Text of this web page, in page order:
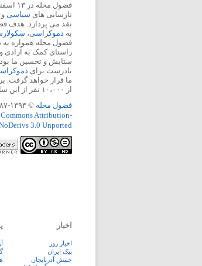
نارسایی های سیاسی و
نقد می پردازد. هدف
به دموکراسی،
فضول محله همواره به
راستای کمک به
ستایش و تحسین ما
نادرست برای
ما قرار خواهد گرفت.
از ۱۰،۰۰۰ نفر از این سایت دیدن می کنند.
فضول محله © ۱۳۹۳-۱۳۸۷ -
Attribution-
3.0 Unported
اخبار
اخبار روز
پيک ايران
جنبش آذربایجان